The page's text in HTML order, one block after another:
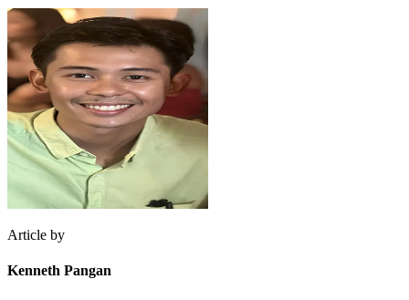
Article by
Kenneth Pangan